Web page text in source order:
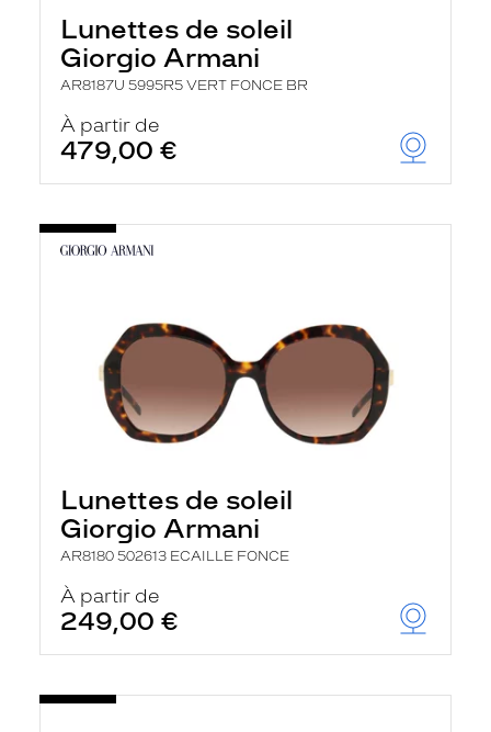
Lunettes de soleil
Giorgio Armani
AR8187U 5995R5 VERT FONCE BR
À partir de
479,00 €
Lunettes de soleil
Giorgio Armani
AR8180 502613 ECAILLE FONCE
À partir de
249,00 €